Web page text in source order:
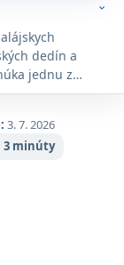
dedín a
jednu z
expand_more
3. 7. 2026
3 minúty